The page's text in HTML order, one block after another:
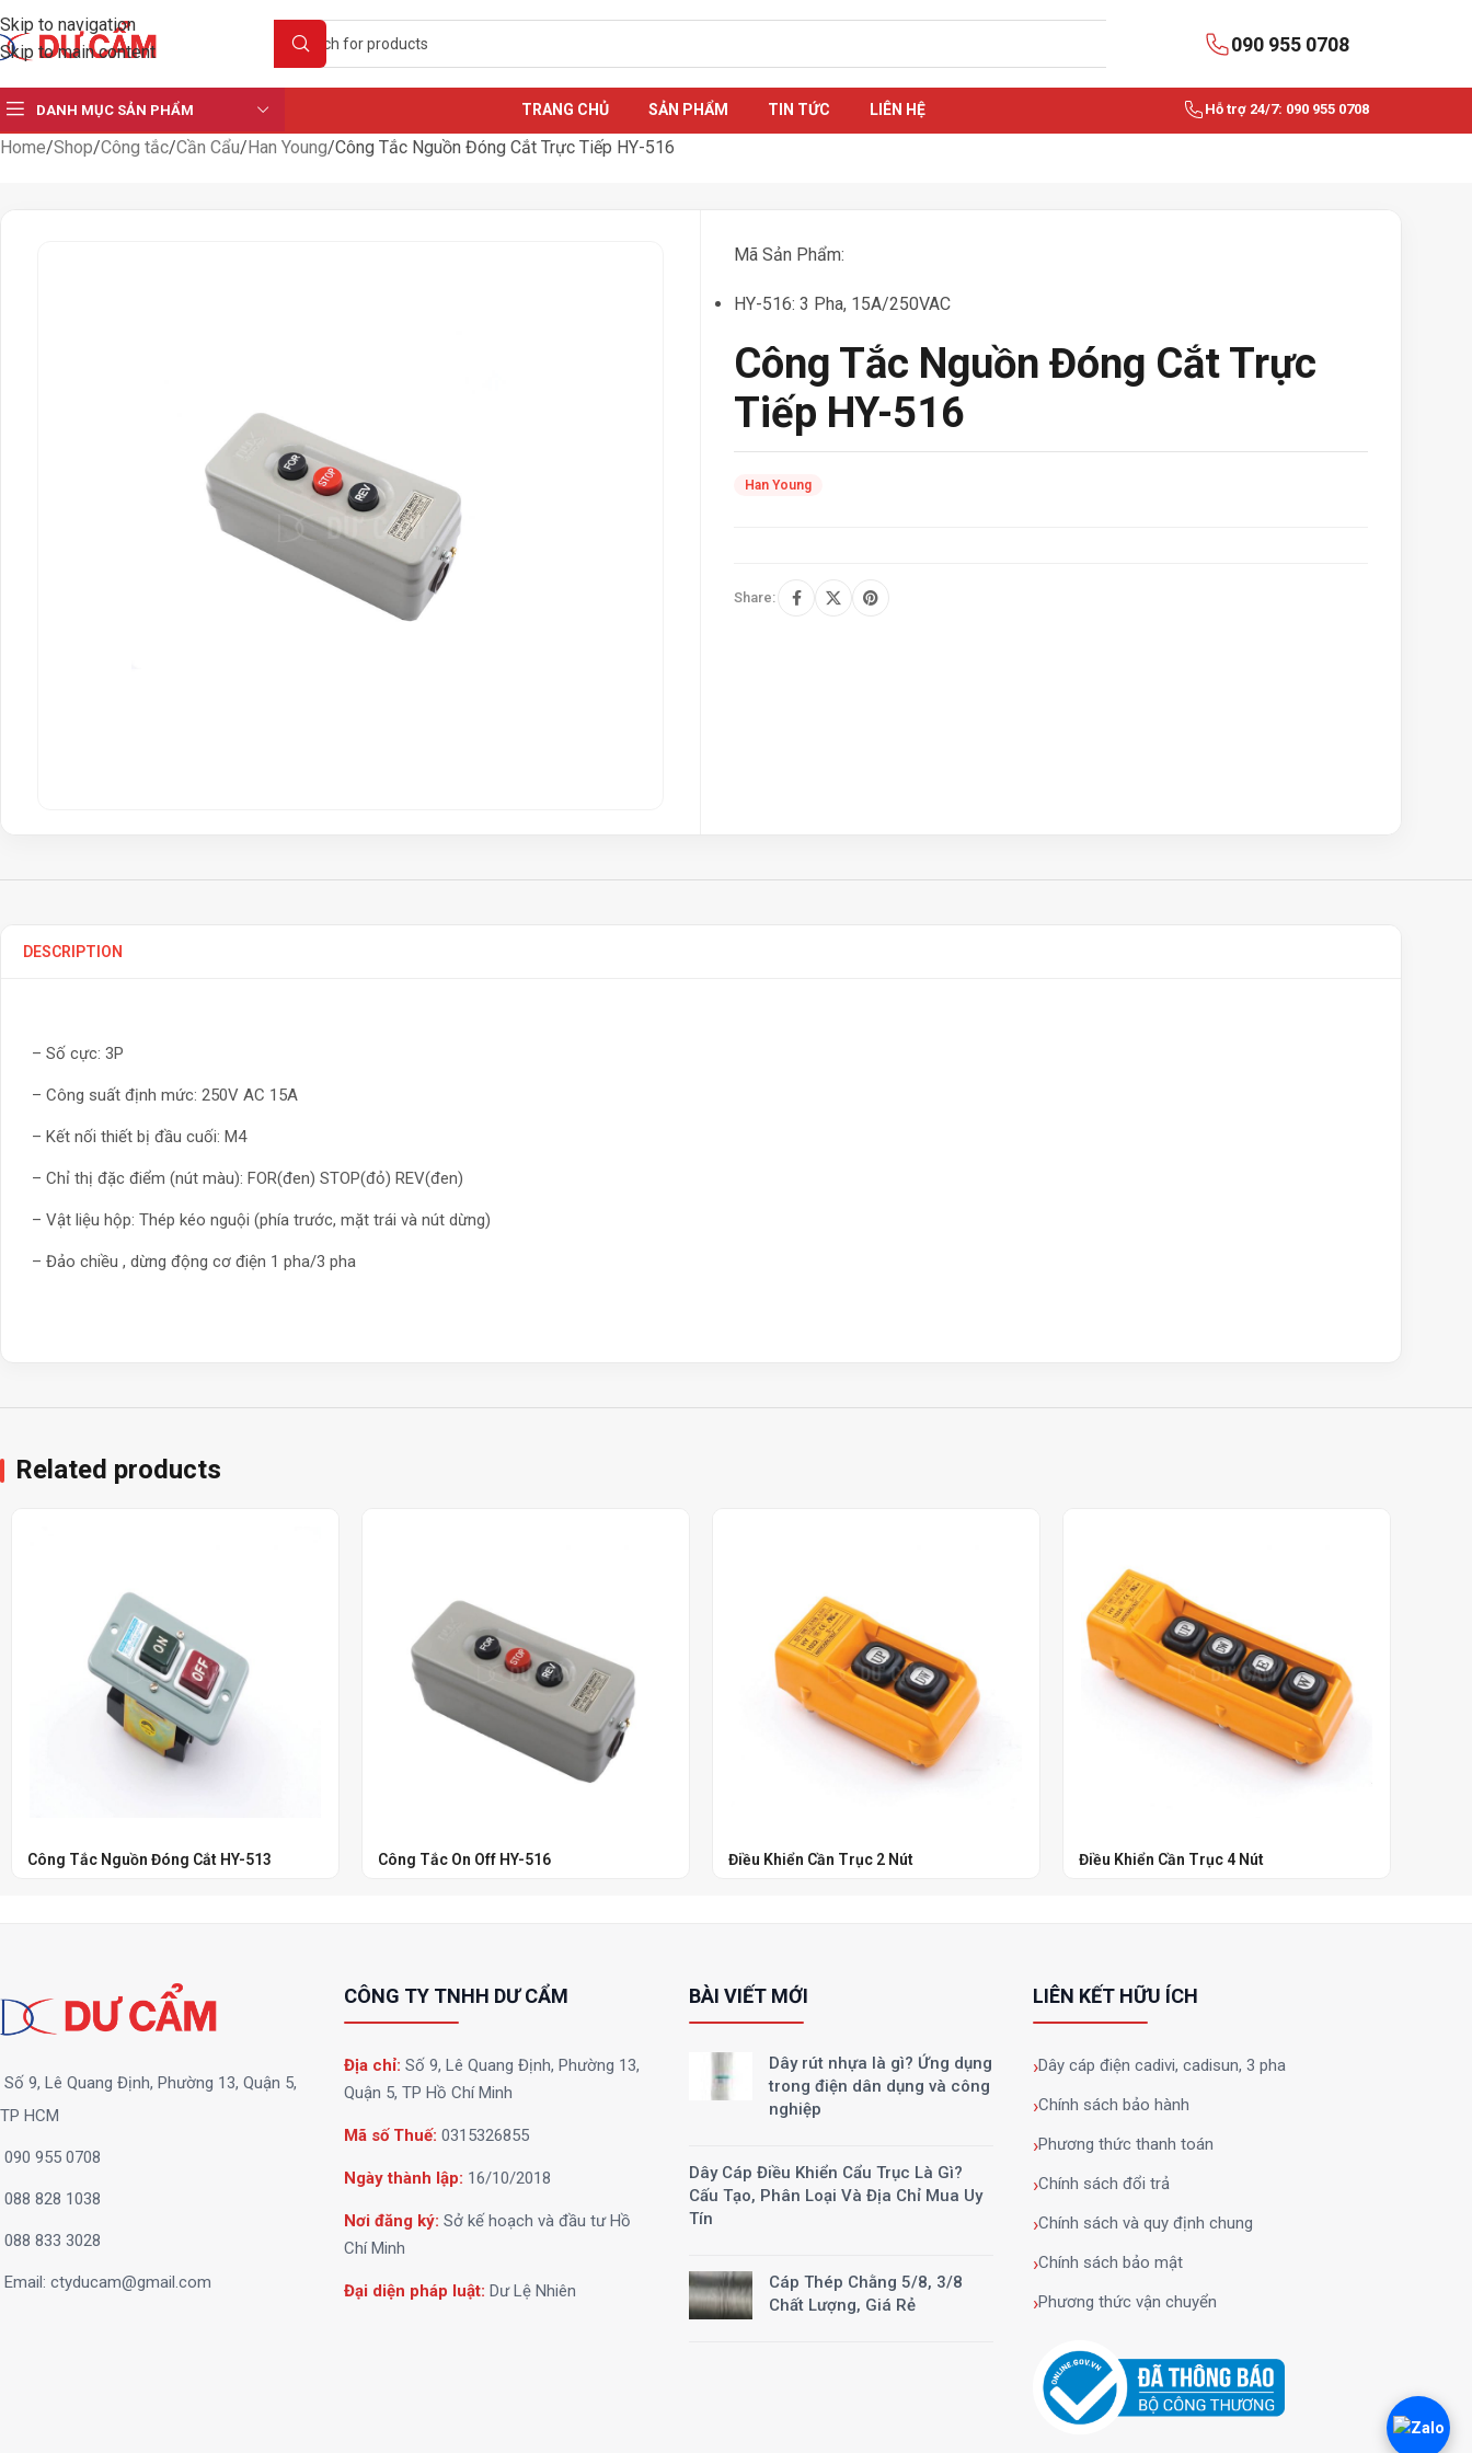
Skip to navigation
Skip to main content
090 955 0708
DANH MỤC SẢN PHẨM TRANG CHỦ SẢN PHẨM TIN TỨC LIÊN HỆ Hỗ trợ 24/7: 090 955 0708
Home Shop Công tắc Cần Cẩu Han Young Công Tắc Nguồn Đóng Cắt Trực Tiếp HY-516
Công Tắc Nguồn Đóng Cắt Trực
Tiếp HY-516
Mã Sản Phẩm:
HY-516: 3 Pha, 15A/250VAC
Han Young
Share:
DESCRIPTION
– Số cực: 3P
– Công suất định mức: 250V AC 15A
– Kết nối thiết bị đầu cuối: M4
– Chỉ thị đặc điểm (nút màu): FOR(đen) STOP(đỏ) REV(đen)
– Vật liệu hộp: Thép kéo nguội (phía trước, mặt trái và nút dừng)
– Đảo chiều , dừng động cơ điện 1 pha/3 pha
Related products
Công Tắc Nguồn Đóng Cắt HY-513 Công Tắc On Off HY-516 Điều Khiển Cần Trục 2 Nút Điều Khiển Cần Trục 4 Nút
Số 9, Lê Quang Định, Phường 13, Quận 5,
TP HCM
090 955 0708
088 828 1038
088 833 3028
Email: ctyducam@gmail.com
CÔNG TY TNHH DƯ CẨM
Địa chỉ:Số 9, Lê Quang Định, Phường 13,
Quận 5, TP Hồ Chí Minh
Mã số Thuế: 0315326855
Ngày thành lập: 16/10/2018
Nơi đăng ký: Sở kế hoạch và đầu tư Hồ
Chí Minh
Đại diện pháp luật: Dư Lệ Nhiên
BÀI VIẾT MỚI
Dây rút nhựa là gì? Ứng dụng
trong điện dân dụng và công
nghiệp
Dây Cáp Điều Khiển Cẩu Trục Là Gì?
Cấu Tạo, Phân Loại Và Địa Chỉ Mua Uy
Tín
Cáp Thép Chằng 5/8, 3/8
Chất Lượng, Giá Rẻ
LIÊN KẾT HỮU ÍCH
Dây cáp điện cadivi, cadisun, 3 pha
Chính sách bảo hành
Phương thức thanh toán
Chính sách đổi trả
Chính sách và quy định chung
Chính sách bảo mật
Phương thức vận chuyển